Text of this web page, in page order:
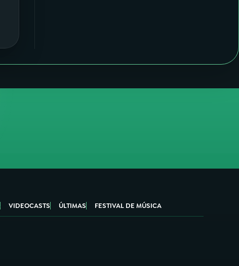
VIDEOCASTS ÚLTIMAS FESTIVAL DE MÚSICA